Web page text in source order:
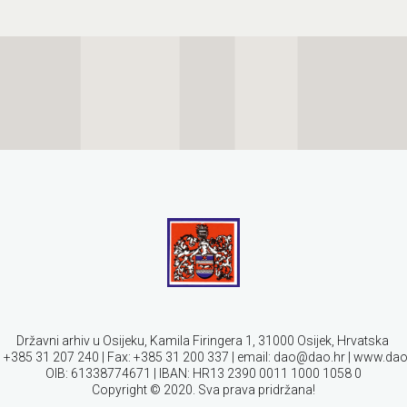
Državni arhiv u Osijeku, Kamila Firingera 1, 31000 Osijek, Hrvatska
+385 31 207 240 | Fax: +385 31 200 337 | email: dao@dao.hr |
OIB: 61338774671 | IBAN: HR13 2390 0011 1000 1058 0
Copyright © 2020. Sva prava pridržana!